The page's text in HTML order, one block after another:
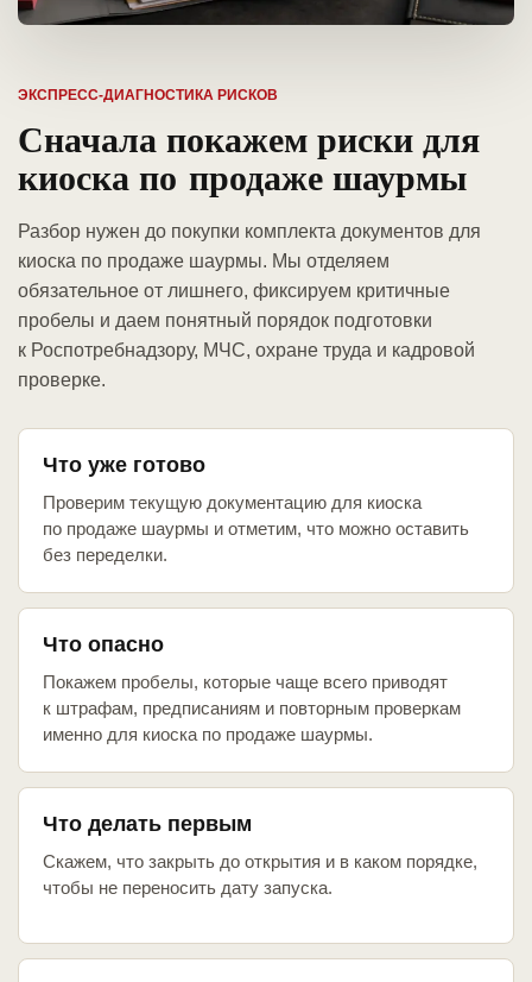
ЭКСПРЕСС-ДИАГНОСТИКА РИСКОВ
Сначала покажем риски для
киоска по продаже шаурмы
Разбор нужен до покупки комплекта документов для
киоска по продаже шаурмы. Мы отделяем
обязательное от лишнего, фиксируем критичные
пробелы и даем понятный порядок подготовки
к Роспотребнадзору, МЧС, охране труда и кадровой
проверке.
Что уже готово
Проверим текущую документацию для киоска
по продаже шаурмы и отметим, что можно оставить
без переделки.
Что опасно
Покажем пробелы, которые чаще всего приводят
к штрафам, предписаниям и повторным проверкам
именно для киоска по продаже шаурмы.
Что делать первым
Скажем, что закрыть до открытия и в каком порядке,
чтобы не переносить дату запуска.